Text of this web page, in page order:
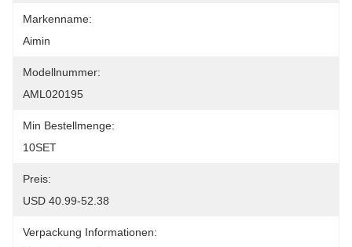
Markenname:
Aimin
Modellnummer:
AML020195
Min Bestellmenge:
10SET
Preis:
USD 40.99-52.38
Verpackung Informationen: